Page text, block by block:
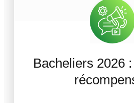
Bacheliers 2026